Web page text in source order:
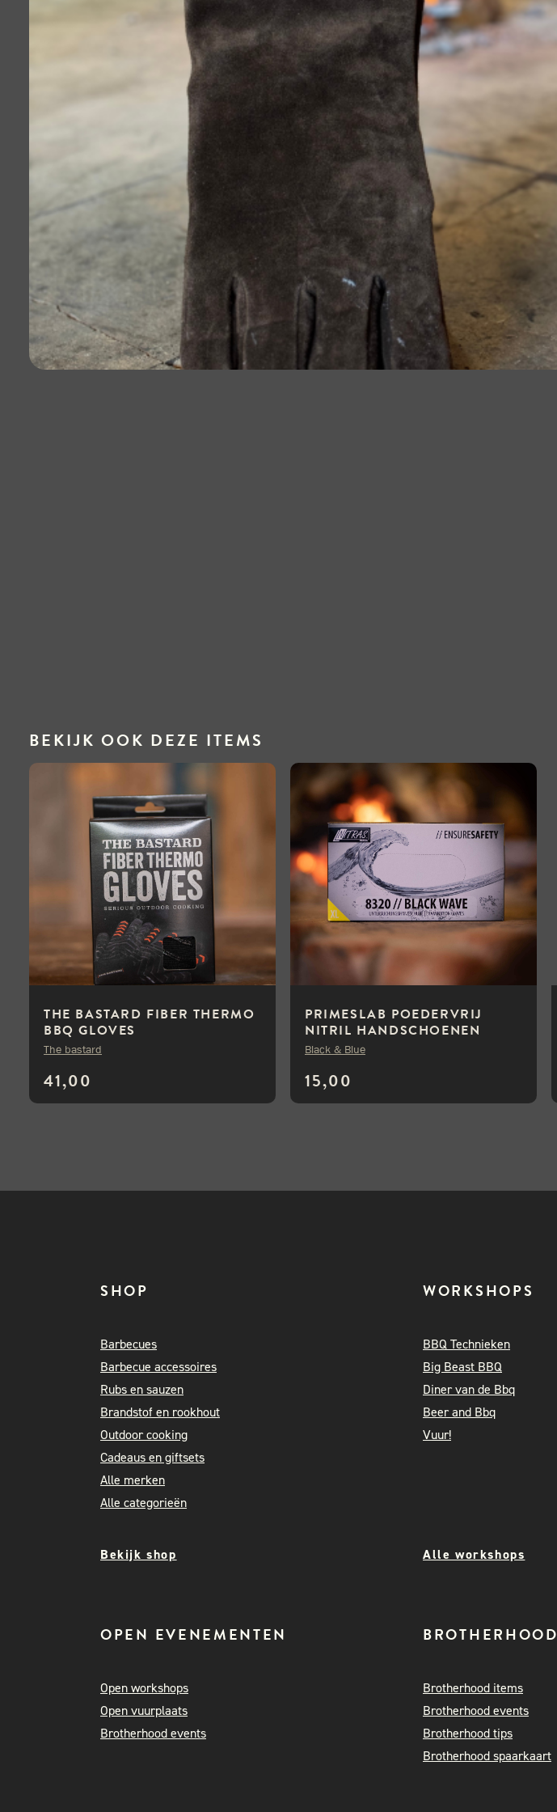
BEKIJK OOK DEZE ITEMS
THE BASTARD FIBER THERMO
BBQ GLOVES
41,00
The bastard
PRIMESLAB POEDERVRIJ
NITRIL HANDSCHOENEN
ZWART – L
15,00
Black & Blue
SHOP
Barbecues
Barbecue accessoires
Rubs en sauzen
Brandstof en rookhout
Outdoor cooking
Cadeaus en giftsets
Alle merken
Alle categorieën
WORKSHOPS
BBQ Technieken
Big Beast BBQ
Diner van de Bbq
Beer and Bbq
Vuur!
Bekijk shop Alle workshops
OPEN EVENEMENTEN
Open workshops
Open vuurplaats
Brotherhood events
BROTHERHOOD
Brotherhood items
Brotherhood events
Brotherhood tips
Brotherhood spaarkaart